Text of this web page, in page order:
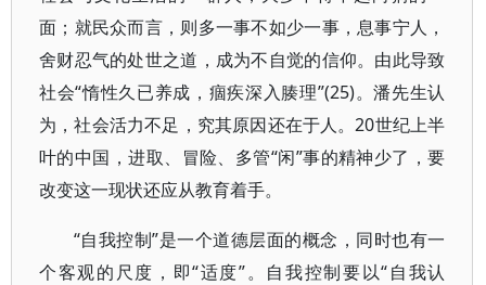
面；就民众而言，则多一事不如少一事，息事宁人，
舍财忍气的处世之道，成为不自觉的信仰。由此导致
社会“惰性久已养成，痼疾深入腠理”(25)。潘先生认
为，社会活力不足，究其原因还在于人。20世纪上半
叶的中国，进取、冒险、多管“闲”事的精神少了，要
改变这一现状还应从教育着手。
“自我控制”是一个道德层面的概念，同时也有一
个客观的尺度，即“适度”。自我控制要以“自我认